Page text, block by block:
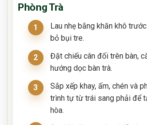
Phòng Trà
Lau nhẹ bằng khăn khô
bỏ bụi tre.
Đặt chiếu cân đối trên bàn,
hướng dọc bàn trà.
Sắp xếp khay, ấm, chén và
trình tự từ trái sang phải để
hòa.